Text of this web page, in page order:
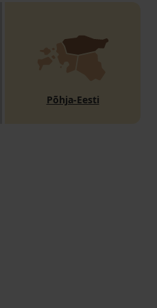
Põhja-Eesti